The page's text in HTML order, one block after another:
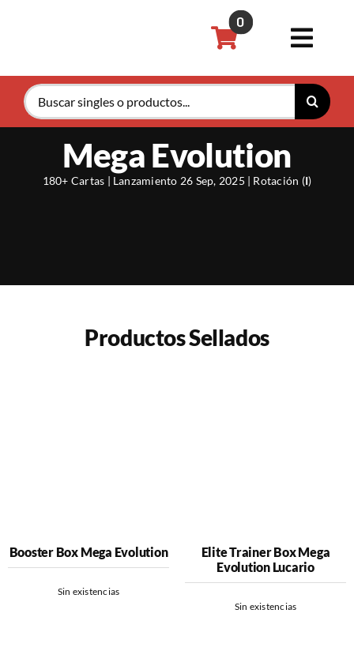
0
Buscar:
Mega Evolution
180+ Cartas | Lanzamiento 26 Sep, 2025 | Rotación (I)
Productos Sellados
Booster Box Mega Evolution
Sin existencias
Elite Trainer Box Mega
Evolution Lucario
Sin existencias